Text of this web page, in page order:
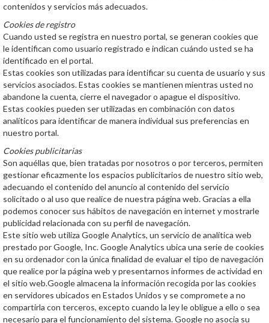
contenidos y servicios más adecuados.
Cookies de registro
Cuando usted se registra en nuestro portal, se generan cookies que
le identifican como usuario registrado e indican cuándo usted se ha
identificado en el portal.
Estas cookies son utilizadas para identificar su cuenta de usuario y sus
servicios asociados. Estas cookies se mantienen mientras usted no
abandone la cuenta, cierre el navegador o apague el dispositivo.
Estas cookies pueden ser utilizadas en combinación con datos
analíticos para identificar de manera individual sus preferencias en
nuestro portal.
Cookies publicitarias
Son aquéllas que, bien tratadas por nosotros o por terceros, permiten
gestionar eficazmente los espacios publicitarios de nuestro sitio web,
adecuando el contenido del anuncio al contenido del servicio
solicitado o al uso que realice de nuestra página web. Gracias a ella
podemos conocer sus hábitos de navegación en internet y mostrarle
publicidad relacionada con su perfil de navegación.
Este sitio web utiliza Google Analytics, un servicio de analítica web
prestado por Google, Inc. Google Analytics ubica una serie de cookies
en su ordenador con la única finalidad de evaluar el tipo de navegación
que realice por la página web y presentarnos informes de actividad en
el sitio web.Google almacena la información recogida por las cookies
en servidores ubicados en Estados Unidos y se compromete a no
compartirla con terceros, excepto cuando la ley le obligue a ello o sea
necesario para el funcionamiento del sistema. Google no asocia su